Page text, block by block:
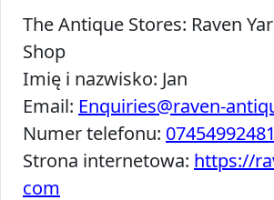
The Antique Stores: Raven
Shop
Imię i nazwisko: Jan
Email: Enquiries@raven-
Numer telefonu: 07454992481
Strona internetowa: https://
com